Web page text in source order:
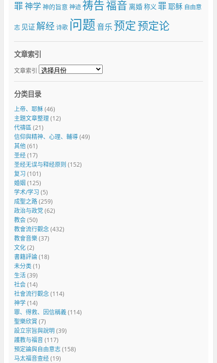
罪神学 神的旨意 神迹 祷告福音 离婚称义 罪 耶稣 自由意
志 见证解经 诗歌 问题音乐预定预定论
文章索引
文章索引
分类目录
上帝、耶穌(46)
主題文章整理(12)
代禱區(21)
信仰與精神、心理、輔導(49)
其他(61)
圣经(17)
圣经无误与释经原则 (152)
复习 (101)
婚姻 (125)
学术/学习 (5)
成聖之路(259)
政治与政党(62)
教会(50)
教會流行觀念(432)
教會音樂(37)
文化(2)
書籍評論(18)
未分类(1)
生活(39)
社会(14)
社會流行觀念(114)
神学(14)
罪、得救、因信稱義(114)
聖樂欣賞 (7)
設立宗旨與說明 (39)
護教与福音(117)
預定論與自由意志(158)
马太福音查经(19)